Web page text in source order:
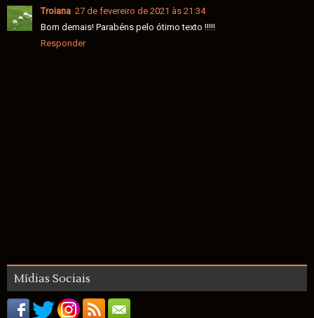
Troiana 27 de fevereiro de 2021 às 21:34
Bom demais! Parabéns pelo ótimo texto !!!!!
Responder
Mídias Sociais